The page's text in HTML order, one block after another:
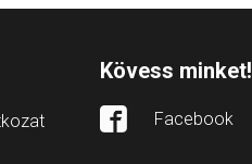
Kövess minket!
Facebook